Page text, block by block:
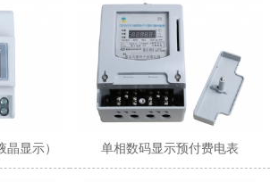
显示） 单相数码显示预付费电表